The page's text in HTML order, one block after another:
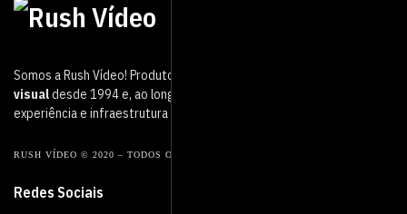
Somos a Rush Vídeo! Produtora de vídeo que atua no mercado
visualdesde 1994 e, ao longo desse período, adquirimos muita
experiência e infraestrutura de ponta.
RUSH VÍDEO © 2020 – TODOS OS DIREITOS RESERVADOS.
Redes Sociais